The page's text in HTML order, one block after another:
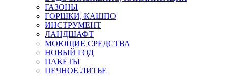
ГАЗОНЫ
ГОРШКИ, КАШПО
ИНСТРУМЕНТ
ЛАНДШАФТ
МОЮЩИЕ СРЕДСТВА
НОВЫЙ ГОД
ПАКЕТЫ
ПЕЧНОЕ ЛИТЬЕ